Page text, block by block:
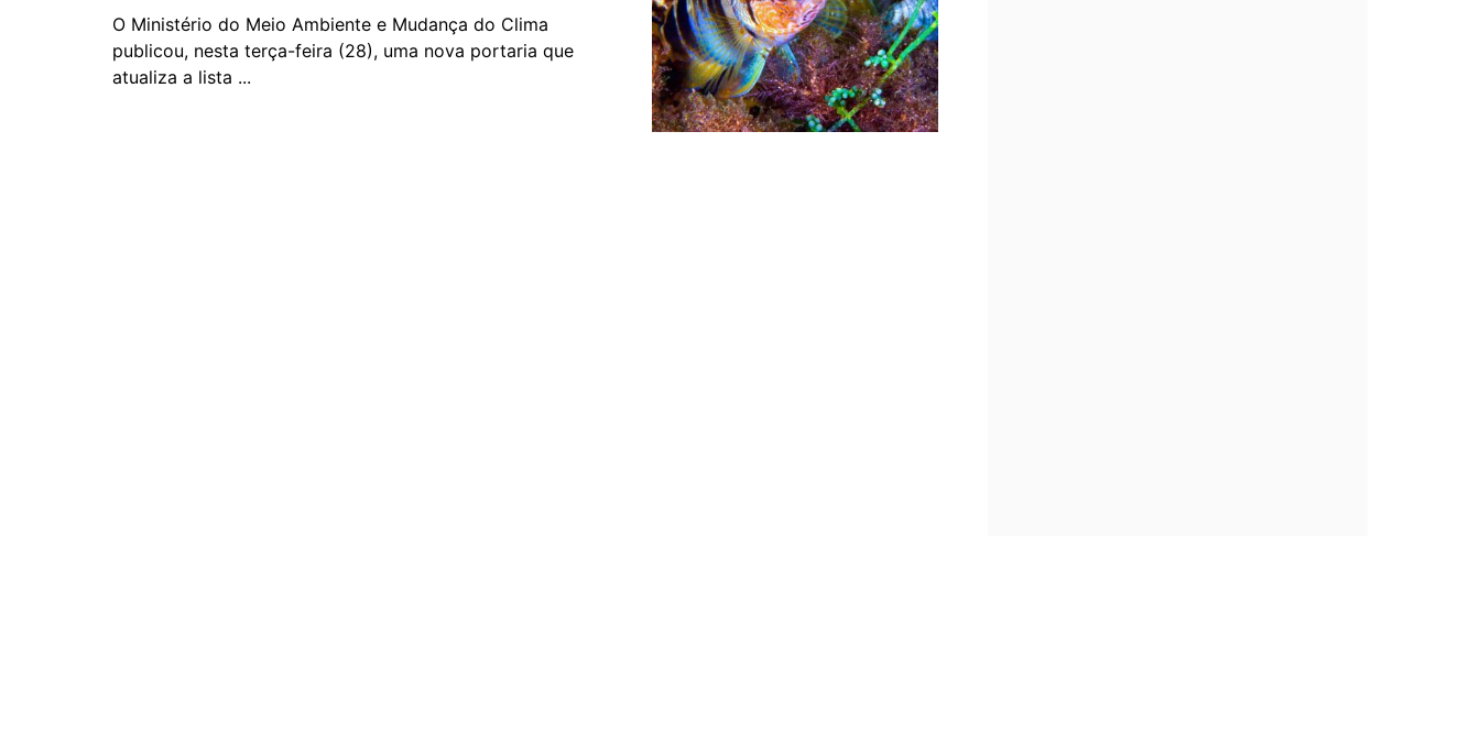
O Ministério do Meio Ambiente e Mudança do Clima
publicou, nesta terça-feira (28), uma nova portaria que
atualiza a lista ...